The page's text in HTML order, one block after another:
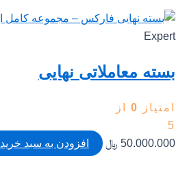
Expert
بسته معاملاتی نهایی
امتیاز 0 از
5
50.000.000 ﷼ افزودن به سبد خرید